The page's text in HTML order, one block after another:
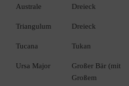
Australe
Dreieck
Triangulum Dreieck
Tucana Tukan
Ursa Major
Großer Bär (mit
Großem